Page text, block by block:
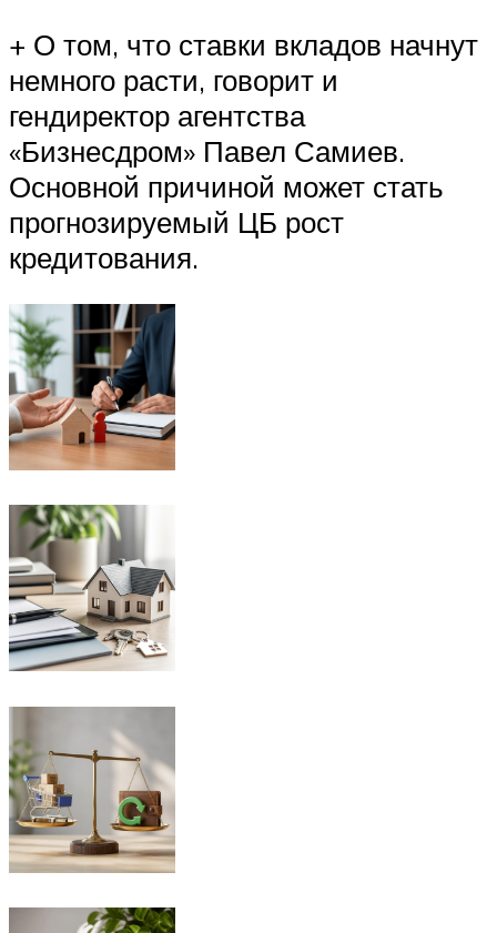
+ О том, что ставки вкладов начнут
немного расти, говорит и
гендиректор агентства
«Бизнесдром» Павел Самиев.
Основной причиной может стать
прогнозируемый ЦБ рост
кредитования.